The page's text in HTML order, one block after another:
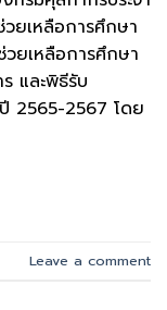
ยเหลือการศึกษา
วยเหลือการศึกษา
และพิธีรับ
2565-2567 โดย
Leave a comment